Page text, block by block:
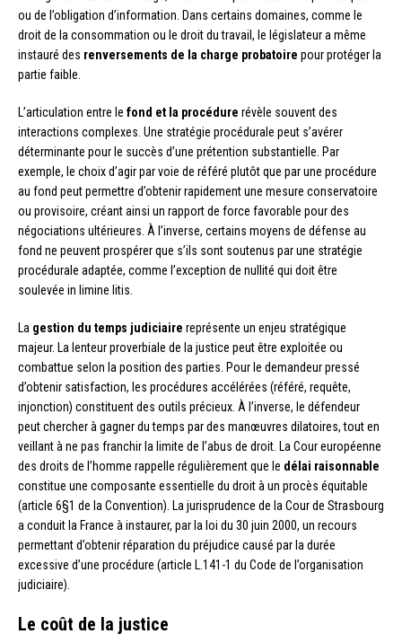
ou de l’obligation d’information. Dans certains domaines, comme le
droit de la consommation ou le droit du travail, le législateur a même
instauré des renversements de la charge probatoire pour protéger la
partie faible.
L’articulation entre le fond et la procédure révèle souvent des
interactions complexes. Une stratégie procédurale peut s’avérer
déterminante pour le succès d’une prétention substantielle. Par
exemple, le choix d’agir par voie de référé plutôt que par une procédure
au fond peut permettre d’obtenir rapidement une mesure conservatoire
ou provisoire, créant ainsi un rapport de force favorable pour des
négociations ultérieures. À l’inverse, certains moyens de défense au
fond ne peuvent prospérer que s’ils sont soutenus par une stratégie
procédurale adaptée, comme l’exception de nullité qui doit être
soulevée in limine litis.
La gestion du temps judiciaire représente un enjeu stratégique
majeur. La lenteur proverbiale de la justice peut être exploitée ou
combattue selon la position des parties. Pour le demandeur pressé
d’obtenir satisfaction, les procédures accélérées (référé, requête,
injonction) constituent des outils précieux. À l’inverse, le défendeur
peut chercher à gagner du temps par des manœuvres dilatoires, tout en
veillant à ne pas franchir la limite de l’abus de droit. La Cour européenne
des droits de l’homme rappelle régulièrement que le délai raisonnable
constitue une composante essentielle du droit à un procès équitable
(article 6§1 de la Convention). La jurisprudence de la Cour de Strasbourg
a conduit la France à instaurer, par la loi du 30 juin 2000, un recours
permettant d’obtenir réparation du préjudice causé par la durée
excessive d’une procédure (article L.141-1 du Code de l’organisation
judiciaire).
Le coût de la justice